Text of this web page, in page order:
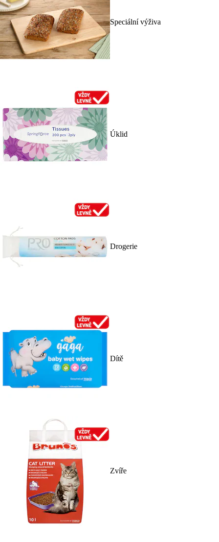
Speciální výživa
Úklid
Drogerie
Dítě
Zvíře